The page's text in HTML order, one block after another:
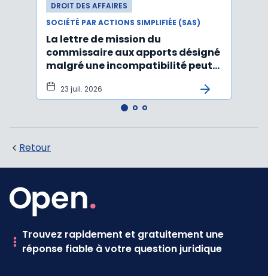
DROIT DES AFFAIRES
SOCIÉTÉ PAR ACTIONS SIMPLIFIÉE (SAS)
La lettre de mission du
commissaire aux apports désigné
malgré une incompatibilité peut
être annulée
23 juil. 2026
Retour
Trouvez rapidement et gratuitement une
réponse fiable à votre question juridique